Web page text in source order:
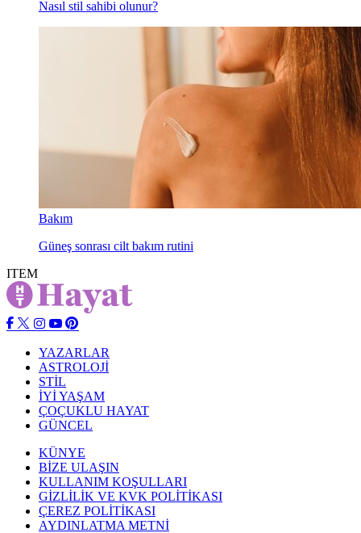
Nasıl stil sahibi olunur?
Bakım
Güneş sonrası cilt bakım rutini
ITEM
YAZARLAR
ASTROLOJİ
STİL
İYİ YAŞAM
ÇOÇUKLU HAYAT
GÜNCEL
KÜNYE
BİZE ULAŞIN
KULLANIM KOŞULLARI
GİZLİLİK VE KVK POLİTİKASI
ÇEREZ POLİTİKASI
AYDINLATMA METNİ